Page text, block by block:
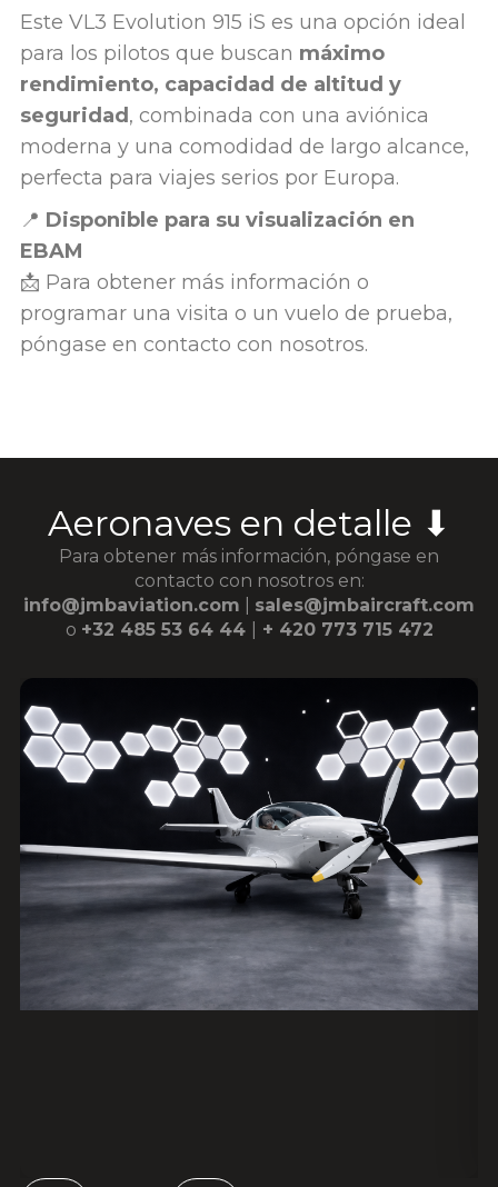
Este VL3 Evolution 915 iS es una opción ideal
para los pilotos que buscan máximo
rendimiento, capacidad de altitud y
seguridad , combinada con una aviónica
moderna y una comodidad de largo alcance,
perfecta para viajes serios por Europa.
📍 Disponible para su visualización en
EBAM
📩 Para obtener más información o
programar una visita o un vuelo de prueba,
póngase en contacto con nosotros.
Aeronaves en detalle ⬇
Para obtener más información, póngase en
contacto con nosotros en:
info@jmbaviation.com
sales@jmbaircraft.com
o +32 485 53 64 44 + 420 773 715 472